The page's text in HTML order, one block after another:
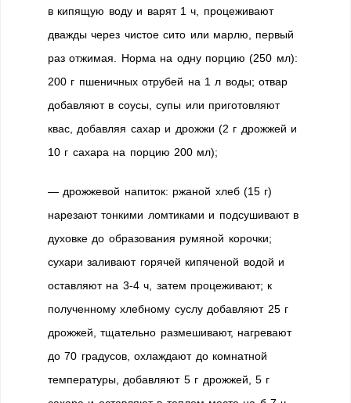
в кипящую воду и варят 1 ч, процеживают
дважды через чистое сито или марлю, первый
раз отжимая. Норма на одну порцию (250 мл):
200 г пшеничных отрубей на 1 л воды; отвар
добавляют в соусы, супы или приготовляют
квас, добавляя сахар и дрожжи (2 г дрожжей и
10 г сахара на порцию 200 мл);
— дрожжевой напиток: ржаной хлеб (15 г)
нарезают тонкими ломтиками и подсушивают в
духовке до образования румяной корочки;
сухари заливают горячей кипяченой водой и
оставляют на 3-4 ч, затем процеживают; к
полученному хлебному суслу добавляют 25 г
дрожжей, тщательно размешивают, нагревают
до 70 градусов, охлаждают до комнатной
температуры, добавляют 5 г дрожжей, 5 г